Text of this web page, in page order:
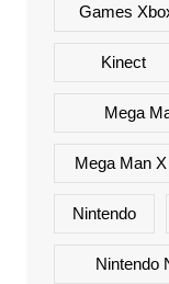
Games
Kinect
Mega
Mega Man
Nintendo
Nintendo